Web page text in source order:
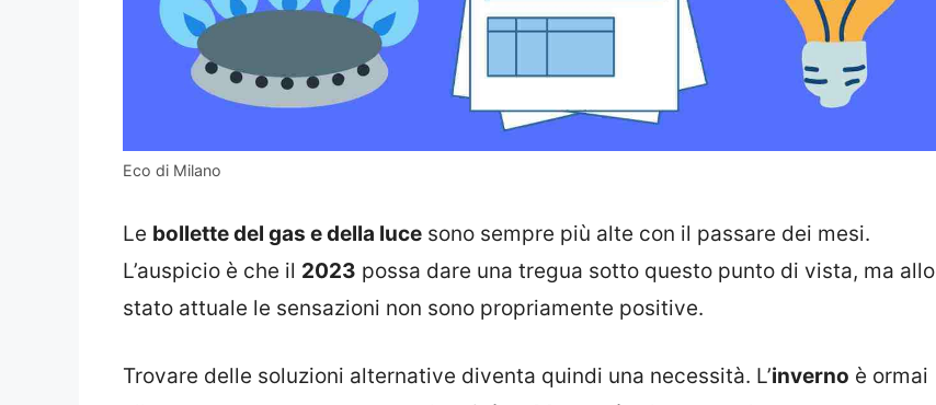
Eco di Milano
Le bollette del gas e della luce sono sempre più alte con il passare dei mesi.
L’auspicio è che il 2023 possa dare una tregua sotto questo punto di vista, ma allo
stato attuale le sensazioni non sono propriamente positive.
Trovare delle soluzioni alternative diventa quindi una necessità. L’inverno è ormai